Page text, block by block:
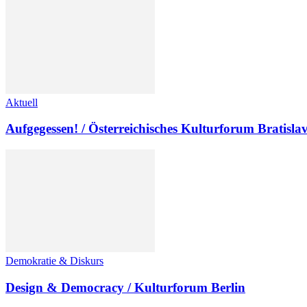
Aktuell
Aufgegessen! / Österreichisches Kulturforum
Demokratie & Diskurs
Design & Democracy / Kulturforum Berlin